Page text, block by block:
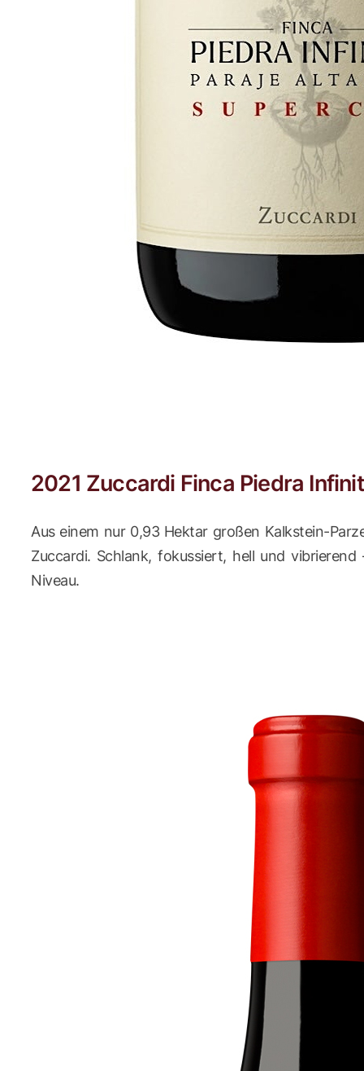
2021 Zuccardi Finca Piedra
Aus einem nur 0,93 Hektar großen Kalkstein-
Zuccardi. Schlank, fokussiert, hell und
Niveau.